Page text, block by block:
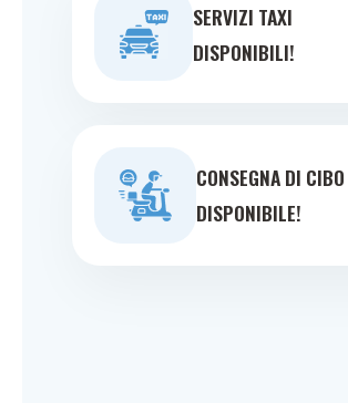
SERVIZI TAXI
DISPONIBILI!
CONSEGNA DI CIBO
DISPONIBILE!